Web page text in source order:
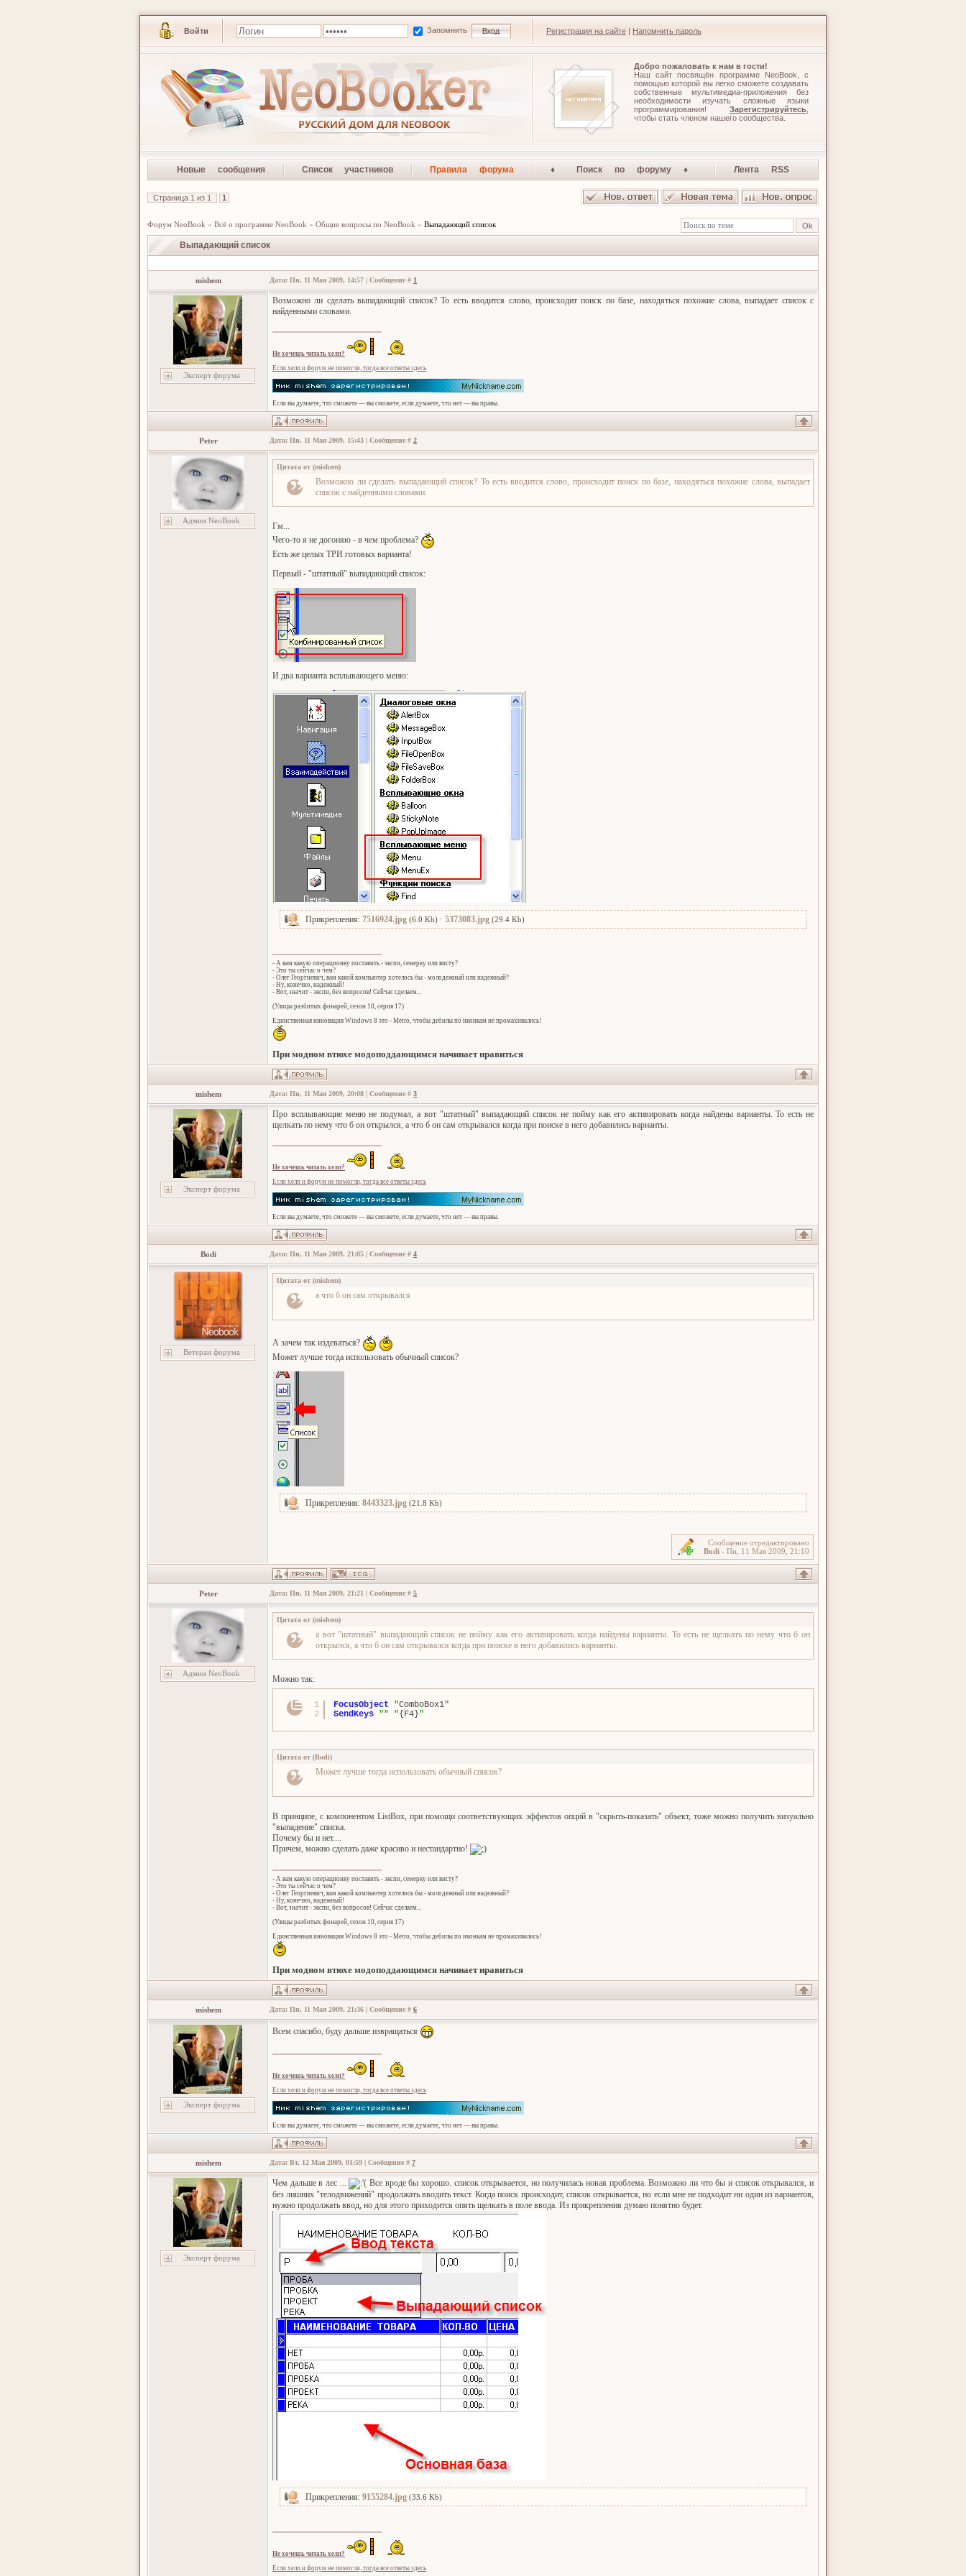
Войти Запомнить Регистрация на сайте | Напомнить пароль
Добро пожаловать к нам в гости!
Наш сайт посвящён программе NeoBook, с
помощью которой вы легко сможете создавать
собственные мультимедиа-приложения без
необходимости изучать сложные языки
программирования! Зарегистрируйтесь
чтобы стать членом нашего сообщества.
Новые сообщения Список участников Правила форума ♦ Поиск по форуму ♦ Лента RSS
Страница 1 из 1 1
Форум NeoBook » Всё о программе NeoBook » Общие вопросы по NeoBook » Выпадающий список
Выпадающий список
mishem Дата: Пн, 11 Мая 2009, 14:57 | Сообщение # 1
Эксперт форума
Возможно ли сделать выпадающий список? То есть вводится слово, происходит поиск по базе, находяться похожие слова, выпадает список с
найденными словами.
Не хочешь читать хелп?
Если хелп и форум не помогли, тогда все ответы здесь
Если вы думаете, что сможете — вы сможете, если думаете, что нет — вы правы.
Peter Дата: Пн, 11 Мая 2009, 15:43 | Сообщение # 2
Админ NeoBook
Цитата от (mishem)
Возможно ли сделать выпадающий список? То есть вводится слово, происходит поиск по базе, находяться похожие слова, выпадает
список с найденными словами.
Гм...
Чего-то я не догоняю - в чем проблема?
Есть же целых ТРИ готовых варианта!
Первый - "штатный" выпадающий список:
И два варианта всплывающего меню:
Прикрепления: 7516924.jpg (6.0 Kb) · 5373083.jpg (29.4 Kb)
- А вам какую операционку поставить - экспи, семерку или висту?
- Это ты сейчас о чем?
- Олег Георгиевич, вам какой компьютер хотелось бы - молодежный или надежный?
- Ну, конечно, надежный!
- Вот, значит - экспи, без вопросов! Сейчас сделаем...
(Улицы разбитых фонарей, сезон 10, серия 17)
Единственная инновация Windows 8 это - Metro, чтобы дебилы по иконкам не промахивались!
При модном втюхе модоподдающимся начинает нравиться
mishem Дата: Пн, 11 Мая 2009, 20:08 | Сообщение # 3
Эксперт форума
Про всплывающие меню не подумал, а вот "штатный" выпадающий список не пойму как его активировать когда найдены варианты. То есть не
щелкать по нему что б он открылся, а что б он сам открывался когда при поиске в него добавились варианты.
Не хочешь читать хелп?
Если хелп и форум не помогли, тогда все ответы здесь
Если вы думаете, что сможете — вы сможете, если думаете, что нет — вы правы.
Bodi Дата: Пн, 11 Мая 2009, 21:05 | Сообщение # 4
Ветеран форума
Цитата от (mishem)
а что б он сам открывался
А зачем так издеваться?
Может лучше тогда использовать обычный список?
Прикрепления: 8443323.jpg (21.8 Kb)
Сообщение отредактировано
Bodi - Пн, 11 Мая 2009, 21:10
Peter Дата: Пн, 11 Мая 2009, 21:21 | Сообщение # 5
Админ NeoBook
Цитата от (mishem)
а вот "штатный" выпадающий список не пойму как его активировать когда найдены варианты. То есть не щелкать по нему что б он
открылся, а что б он сам открывался когда при поиске в него добавились варианты.
Можно так:
1
2
FocusObject "ComboBox1"
SendKeys "" "{F4}"
Цитата от (Bodi)
Может лучше тогда использовать обычный список?
В принципе, с компонентом ListBox, при помощи соответствующих эффектов опций в "скрыть-показать" объект, тоже можно получить визуально
"выпадение" списка.
Почему бы и нет....
Причем, можно сделать даже красиво и нестандартно!
- А вам какую операционку поставить - экспи, семерку или висту?
- Это ты сейчас о чем?
- Олег Георгиевич, вам какой компьютер хотелось бы - молодежный или надежный?
- Ну, конечно, надежный!
- Вот, значит - экспи, без вопросов! Сейчас сделаем...
(Улицы разбитых фонарей, сезон 10, серия 17)
Единственная инновация Windows 8 это - Metro, чтобы дебилы по иконкам не промахивались!
При модном втюхе модоподдающимся начинает нравиться
mishem Дата: Пн, 11 Мая 2009, 21:36 | Сообщение # 6
Эксперт форума
Всем спасибо, буду дальше извращаться
Не хочешь читать хелп?
Если хелп и форум не помогли, тогда все ответы здесь
Если вы думаете, что сможете — вы сможете, если думаете, что нет — вы правы.
mishem Дата: Вт, 12 Мая 2009, 01:59 | Сообщение # 7
Эксперт форума
Чем дальше в лес ...
Все вроде бы хорошо. список открывается, но получилась новая проблема. Возможно ли что бы и список открывался, и
без лишних "телодвижений" продолжать вводить текст. Когда поиск происходит, список открывается, но если мне не подходит ни один из вариантов,
нужно продолжать ввод, но для этого приходится опять щелкать в поле ввода. Из прикрепления думаю понятно будет.
Прикрепления: 9155284.jpg (33.6 Kb)
Не хочешь читать хелп?
Если хелп и форум не помогли, тогда все ответы здесь